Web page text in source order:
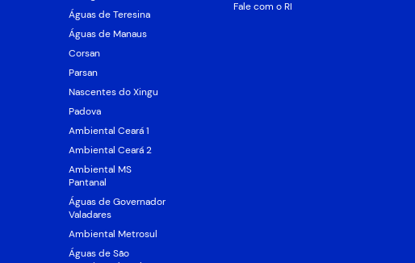
Águas de Teresina
Águas de Manaus
Corsan
Parsan
Nascentes do Xingu
Padova
Ambiental Ceará 1
Ambiental Ceará 2
Ambiental MS
Pantanal
Águas de Governador
Valadares
Ambiental Metrosul
Águas de São
Fale com o RI